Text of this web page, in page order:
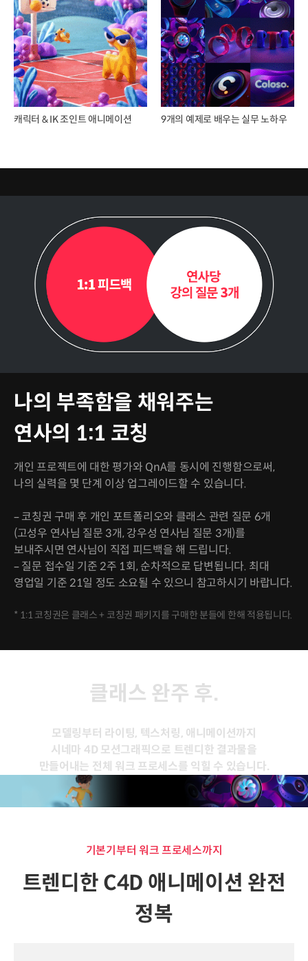
캐릭터 & IK 조인트 애니메이션 9개의 예제로 배우는 실무 노하우
나의 부족함을 채워주는
연사의 1:1 코칭
개인 프로젝트에 대한 평가와 QnA를 동시에 진행함으로써,
나의 실력을 몇 단계 이상 업그레이드할 수 있습니다.
– 코칭권 구매 후 개인 포트폴리오와 클래스 관련 질문 6개
(고성우 연사님 질문 3개, 강우성 연사님 질문 3개)를
보내주시면 연사님이 직접 피드백을 해 드립니다.
– 질문 접수일 기준 2주 1회, 순차적으로 답변됩니다. 최대
영업일 기준 21일 정도 소요될 수 있으니 참고하시기 바랍니다.
* 1:1 코칭권은 클래스 + 코칭권 패키지를 구매한 분들에 한해 적용됩니다.
클래스 완주 후.
모델링부터 라이팅, 텍스처링, 애니메이션까지
시네마 4D 모션그래픽으로 트렌디한 결과물을
만들어내는 전체 워크 프로세스를 익힐 수 있습니다.
기본기부터 워크 프로세스까지
트렌디한 C4D 애니메이션 완전
정복